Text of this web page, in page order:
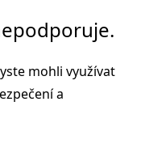
mohli využívat
a